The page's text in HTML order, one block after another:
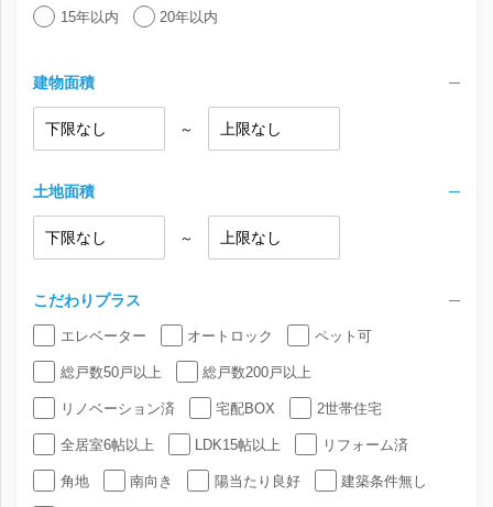
15年以内 20年以内
建物面積
～
土地面積
～
こだわりプラス
エレベーター オートロック ペット可
総戸数50戸以上 総戸数200戸以上
リノベーション済 宅配BOX 2世帯住宅
全居室6帖以上 LDK15帖以上 リフォーム済
角地 南向き 陽当たり良好 建築条件無し